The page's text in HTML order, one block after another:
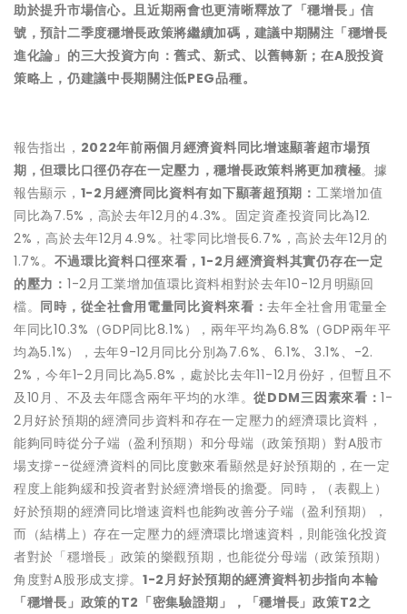
助於​提升市場信心。且近期兩會也更清晰釋放了「穩增長」信
號，預計二季度穩增長政策將繼續加碼，建議中期關注「穩增長
進化論」的三大投資方向：舊式、新式、以舊轉新；在A股投資
策略上，仍建議中長期關注低PEG品種。
報告指出， 2022年前兩個月經濟資料同比增速顯著超市場預
期，但環比口徑仍存在一定壓力，穩增長政策料將更加積極。據
報告顯示， 1-2月經濟同比資料有如下顯著超預期： 工業增加值
同比為7.5%，高於去年12月的4.3%。固定資產投資同比為12.
2%，高於去年12月4.9%。社零同比增長6.7%，高於去年12月的
1.7%。 不過環比資料口徑來看，1-2月經濟資料其實仍存在一定
的壓力： 1-2月工業增加值環比資料相對於去年10-12月明顯回
檔。 同時，從全社會用電量同比資料來看：去年全社會用電量全
年同比10.3%（GDP同比8.1%），兩年平均為6.8%（GDP兩年平
均為5.1%），去年9-12月同比分別為7.6%、6.1%、3.1%、-2.
2%，今年1-2月同比為5.8%，處於比去年11-12月份好，但暫且不
及10月、不及去年隱含兩年平均的水準。從DDM三因素來看：1-
2月好於預期的經濟同步資料和存在一定壓力的經濟環比資料，
能夠同時從分子端（盈利預期）和分母端（政策預期）對A股市
場支撐--從經濟資料的同比度數來看顯然是好於預期的，在一定
程度上能夠緩和投資者對於經濟增長的擔憂。同時，（表觀上）
好於預期的經濟同比增速資料也能夠改善分子端（盈利預期），
而（結構上）存在一定壓力的經濟環比增速資料，則能強化投資
者對於「穩增長」政策的樂觀預期，也能從分母端（政策預期）
角度對A股形成支撐。 1-2月好於預期的經濟資料初步指向本輪
「穩增長」政策的T2「密集驗證期」，「穩增長」政策T2之